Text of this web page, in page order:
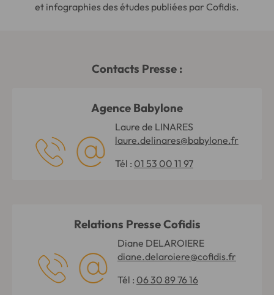
et infographies des études publiées par Cofidis.
Contacts Presse :
Agence Babylone
Laure de LINARES
laure.delinares@babylone.fr
Tél : 01 53 00 11 97
Relations Presse Cofidis
Diane DELAROIERE
diane.delaroiere@cofidis.fr
Tél : 06 30 89 76 16